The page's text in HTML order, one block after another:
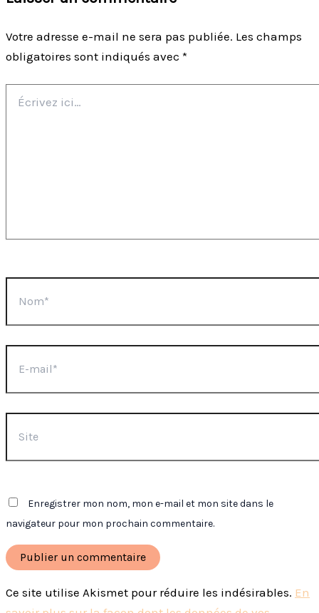
Votre adresse e-mail ne sera pas publiée. Les champs
obligatoires sont indiqués avec *
ici…
mail*
Enregistrer mon nom, mon e-mail et mon site dans le
navigateur pour mon prochain commentaire.
Ce site utilise Akismet pour réduire les indésirables. En